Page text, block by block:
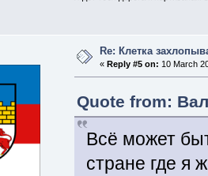
Re: Клетка
«Reply #5 on: 10 March
Quote from:
Всё может
стране где я